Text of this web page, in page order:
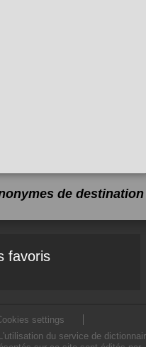
de destination
favoris
settings
du service de